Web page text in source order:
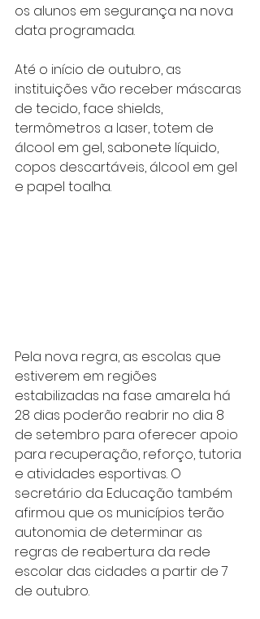
os alunos em segurança na nova
data programada.
Até o início de outubro, as
instituições vão receber máscaras
de tecido, face shields,
termômetros a laser, totem de
álcool em gel, sabonete líquido,
copos descartáveis, álcool em gel
e papel toalha.
Pela nova regra, as escolas que
estiverem em regiões
estabilizadas na fase amarela há
28 dias poderão reabrir no dia 8
de setembro para oferecer apoio
para recuperação, reforço, tutoria
e atividades esportivas. O
secretário da Educação também
afirmou que os municípios terão
autonomia de determinar as
regras de reabertura da rede
escolar das cidades a partir de 7
de outubro.